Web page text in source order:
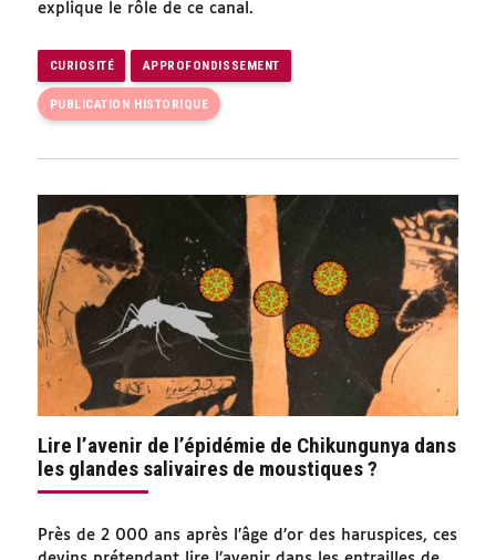
explique le rôle de ce canal.
CURIOSITÉ APPROFONDISSEMENT
PUBLICATION HISTORIQUE
Lire l’avenir de l’épidémie de Chikungunya dans
les glandes salivaires de moustiques ?
Près de 2 000 ans après l’âge d’or des haruspices, ces